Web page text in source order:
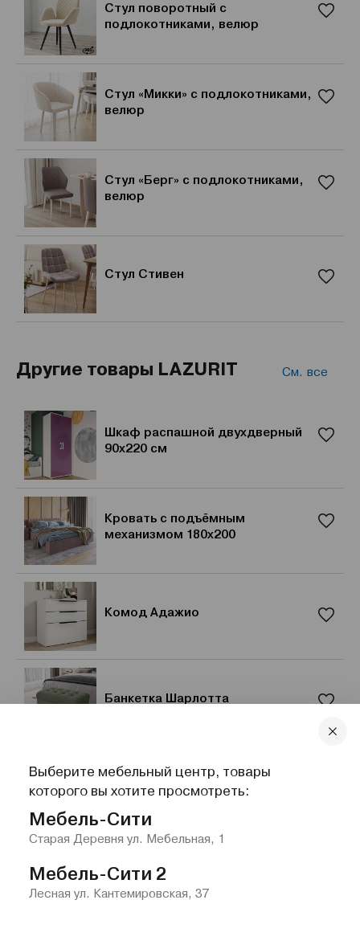
Стул поворотный с
подлокотниками, велюр
Стул «Микки» с подлокотниками,
велюр
Стул «Берг» с подлокотниками,
велюр
Стул Стивен
Другие товары LAZURIT См. все
Шкаф распашной двухдверный
90x220 см
Кровать с подъёмным
механизмом 180х200
Комод Адажио
Банкетка Шарлотта
Выберите мебельный центр, товары
которого вы хотите просмотреть:
Мебель-Сити
Старая Деревня ул. Мебельная, 1
Мебель-Сити 2
Лесная ул. Кантемировская, 37